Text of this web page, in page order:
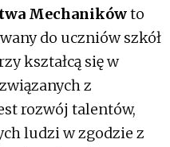
Mechanikówto
do uczniów szkół
kształcą się w
z
rozwój talentów,
ludzi w zgodzie z